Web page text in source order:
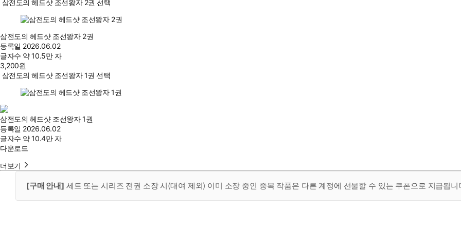
삼전도의 헤드샷 조선왕자 2권 선택
삼전도의 헤드샷 조선왕자 2권
등록일 2026.06.02
글자수 약 10.5만 자
3,200원
삼전도의 헤드샷 조선왕자 1권 선택
삼전도의 헤드샷 조선왕자 1권
등록일 2026.06.02
글자수 약 10.4만 자
다운로드
더보기
[구매 안내] 세트 또는 시리즈 전권 소장 시(대여 제외) 이미 소장 중인 중복 작품은 다른 계정에 선물할 수 있는 쿠폰으로 지급됩니